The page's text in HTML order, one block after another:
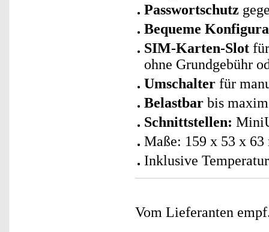
Passwortschutz
Bequeme
SIM-Karten-Slot
ohne Grundgebühr
Umschalter für
Belastbar bis
Schnittstellen:
Maße: 159 x 53 x 63
Inklusive
Vom Lieferanten